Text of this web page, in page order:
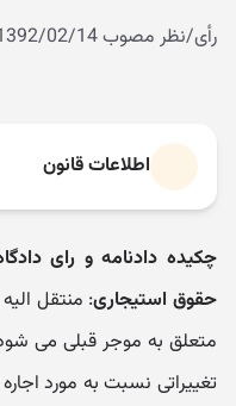
رأی/نظر مصوب 1392/02/14
اطلاعات قانون
چکیده دادنامه و رای
حقوق استیجاری: منتقل
متعلق به موجر قبلی می
تغییراتی نسبت به مورد